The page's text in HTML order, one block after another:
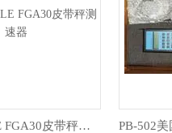
FGA20-RSLE FGA30皮带秤测速器